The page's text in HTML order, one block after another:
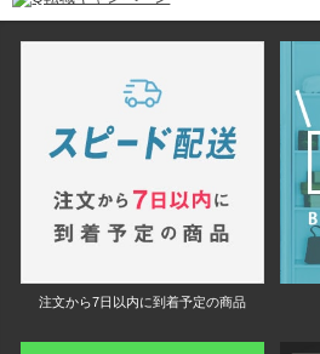
注文から7日以内に到着予定の商品